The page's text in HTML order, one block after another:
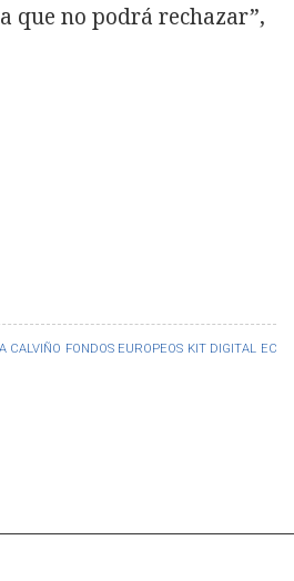
CALVIÑO FONDOS EUROPEOS KIT DIGITAL
que no podrá rechazar”,